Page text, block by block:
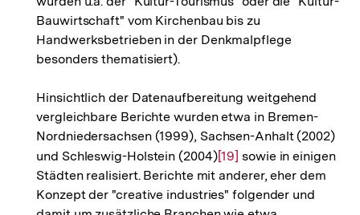
Bauwirtschaft" vom Kirchenbau bis zu
Handwerksbetrieben in der Denkmalpflege
besonders thematisiert).
Hinsichtlich der Datenaufbereitung weitgehend
vergleichbare Berichte wurden etwa in Bremen-
Nordniedersachsen (1999), Sachsen-Anhalt (2002)
und Schleswig-Holstein (2004)Zur
Auflösung
der
[19] sowie in einigen
Städten realisiert. Berichte mit anderer, eher dem
Konzept der "creative industries" folgender und